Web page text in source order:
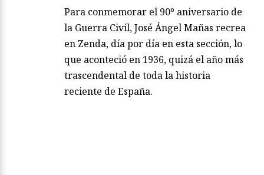
Para conmemorar el 90º aniversario de
la Guerra Civil, José Ángel Mañas recrea
en Zenda, día por día en esta sección, lo
que aconteció en 1936, quizá el año más
trascendental de toda la historia
reciente de España.